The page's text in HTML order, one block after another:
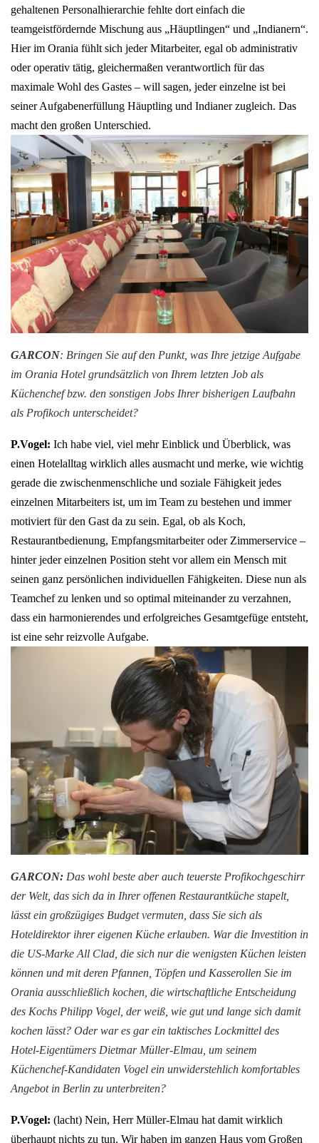
gehaltenen Personalhierarchie fehlte dort einfach die
teamgeistfördernde Mischung aus „Häuptlingen“ und „Indianern“.
Hier im Orania fühlt sich jeder Mitarbeiter, egal ob administrativ
oder operativ tätig, gleichermaßen verantwortlich für das
maximale Wohl des Gastes – will sagen, jeder einzelne ist bei
seiner Aufgabenerfüllung Häuptling und Indianer zugleich. Das
macht den großen Unterschied.
GARCON: Bringen Sie auf den Punkt, was Ihre jetzige Aufgabe
im Orania Hotel grundsätzlich von Ihrem letzten Job als
Küchenchef bzw. den sonstigen Jobs Ihrer bisherigen Laufbahn
als Profikoch unterscheidet?
P.Vogel: Ich habe viel, viel mehr Einblick und Überblick, was
einen Hotelalltag wirklich alles ausmacht und merke, wie wichtig
gerade die zwischenmenschliche und soziale Fähigkeit jedes
einzelnen Mitarbeiters ist, um im Team zu bestehen und immer
motiviert für den Gast da zu sein. Egal, ob als Koch,
Restaurantbedienung, Empfangsmitarbeiter oder Zimmerservice –
hinter jeder einzelnen Position steht vor allem ein Mensch mit
seinen ganz persönlichen individuellen Fähigkeiten. Diese nun als
Teamchef zu lenken und so optimal miteinander zu verzahnen,
dass ein harmonierendes und erfolgreiches Gesamtgefüge entsteht,
ist eine sehr reizvolle Aufgabe.
GARCON: Das wohl beste aber auch teuerste Profikochgeschirr
der Welt, das sich da in Ihrer offenen Restaurantküche stapelt,
lässt ein großzügiges Budget vermuten, dass Sie sich als
Hoteldirektor ihrer eigenen Küche erlauben. War die Investition in
die US-Marke All Clad, die sich nur die wenigsten Küchen leisten
können und mit deren Pfannen, Töpfen und Kasserollen Sie im
Orania ausschließlich kochen, die wirtschaftliche Entscheidung
des Kochs Philipp Vogel, der weiß, wie gut und lange sich damit
kochen lässt? Oder war es gar ein taktisches Lockmittel des
Hotel-Eigentümers Dietmar Müller-Elmau, um seinem
Küchenchef-Kandidaten Vogel ein unwiderstehlich komfortables
Angebot in Berlin zu unterbreiten?
P.Vogel: (lacht) Nein, Herr Müller-Elmau hat damit wirklich
überhaupt nichts zu tun. Wir haben im ganzen Haus vom Großen